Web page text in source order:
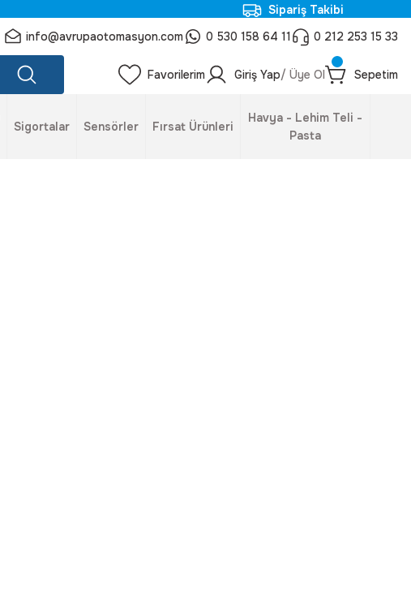
Sipariş Takibi
info@avrupaotomasyon.com 0 530 158 64 11 0 212 253 15 33
Favorilerim Giriş Yap/ Üye Ol Sepetim
Sigortalar Sensörler Fırsat Ürünleri
Havya - Lehim Teli -
Pasta